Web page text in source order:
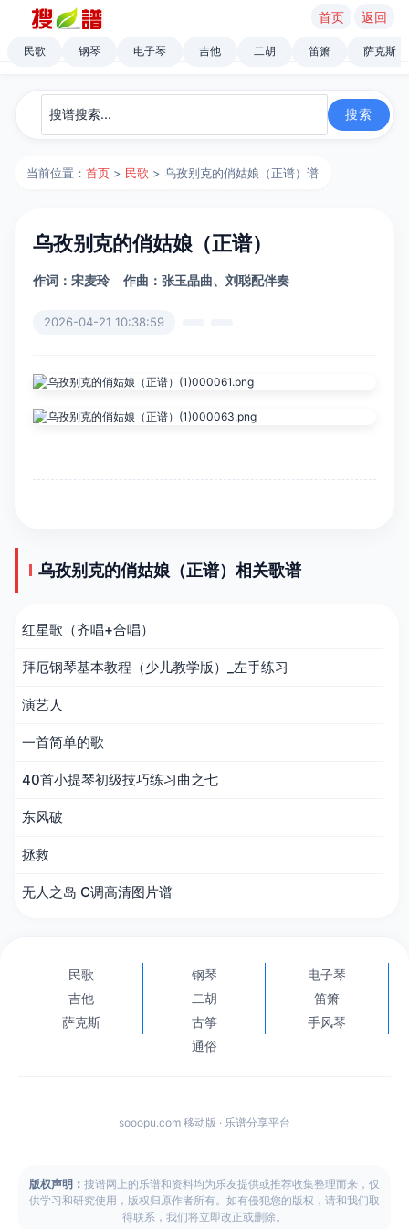
首页 返回
民歌 钢琴 电子琴 吉他 二胡 笛箫 萨克斯
当前位置：首页 > 民歌 > 乌孜别克的俏姑娘（正谱）谱
乌孜别克的俏姑娘（正谱）
作词：宋麦玲 作曲：张玉晶曲、刘聪配伴奏
2026-04-21 10:38:59
乌孜别克的俏姑娘（正谱）相关歌谱
红星歌（齐唱+合唱）
拜厄钢琴基本教程（少儿教学版）_左手练习
演艺人
一首简单的歌
40首小提琴初级技巧练习曲之七
东风破
拯救
无人之岛 C调高清图片谱
民歌 钢琴
电子琴
吉他
二胡
笛箫
萨克斯
古筝
手风琴
通俗
sooopu.com 移动版 · 乐谱分享平台
版权声明： 搜谱网上的乐谱和资料均为乐友提供或推荐收集整理而来，仅
供学习和研究使用，版权归原作者所有。如有侵犯您的版权，请和我们取
得联系，我们将立即改正或删除。